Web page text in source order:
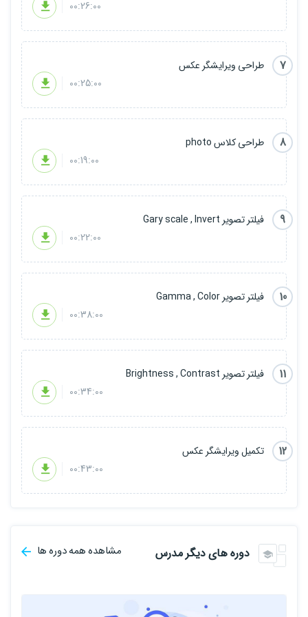
00:26:00
7
طراحی ویرایشگر عکس
00:25:00
8
طراحی کلاس photo
00:19:00
9
فیلتر تصویر Gary scale , Invert
00:22:00
10
فیلتر تصویر Gamma , Color
00:38:00
11
فیلتر تصویر Brightness , Contrast
00:34:00
12
تکمیل ویرایشگر عکس
00:43:00
دوره های دیگر مدرس مشاهده همه دوره ها